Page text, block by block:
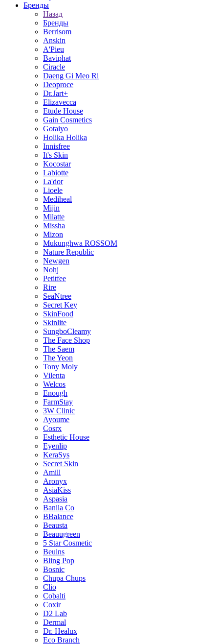
Бренды
Назад
Бренды
Berrisom
Anskin
A'Pieu
Baviphat
Ciracle
Daeng Gi Meo Ri
Deoproce
Dr.Jart+
Elizavecca
Etude House
Gain Cosmetics
Gotaiyo
Holika Holika
Innisfree
It's Skin
Kocostar
Labiotte
La'dor
Lioele
Mediheal
Mijin
Milatte
Missha
Mizon
Mukunghwa ROSSOM
Nature Republic
Newgen
Nohj
Petitfee
Rire
SeaNtree
Secret Key
SkinFood
Skinlite
SungboCleamy
The Face Shop
The Saem
The Yeon
Tony Moly
Vilenta
Welcos
Enough
FarmStay
3W Clinic
Ayoume
Cosrx
Esthetic House
Eyenlip
KeraSys
Secret Skin
Amill
Aronyx
AsiaKiss
Aspasia
Banila Co
BBalance
Beausta
Beauugreen
5 Star Cosmetic
Beuins
Bling Pop
Bosnic
Chupa Chups
Clio
Cobalti
Coxir
D2 Lab
Dermal
Dr. Healux
Eco Branch